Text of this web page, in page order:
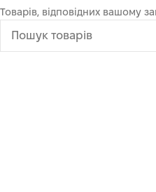
Товарів, відповідних вашому